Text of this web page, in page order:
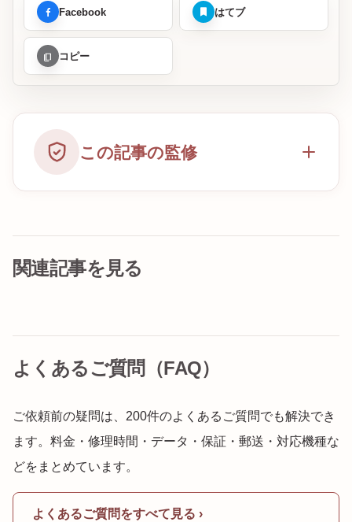
Facebook はてブ
コピー
この記事の監修
関連記事を見る
よくあるご質問（FAQ）
ご依頼前の疑問は、200件のよくあるご質問でも解決でき
ます。料金・修理時間・データ・保証・郵送・対応機種な
どをまとめています。
よくあるご質問をすべて見る ›